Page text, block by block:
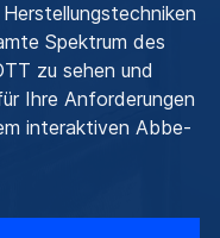
Spektrum des
zu sehen und
Ihre Anforderungen
interaktiven Abbe-